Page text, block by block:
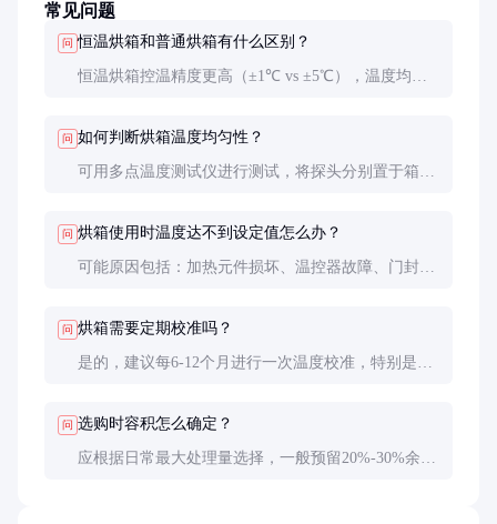
常见问题
问 恒温烘箱和普通烘箱有什么区别？
恒温烘箱控温精度更高（±1℃ vs ±5℃），温度均匀
问 如何判断烘箱温度均匀性？
可用多点温度测试仪进行测试，将探头分别置于箱体
问 烘箱使用时温度达不到设定值怎么办？
可能原因包括：加热元件损坏、温控器故障、门封不
问 烘箱需要定期校准吗？
是的，建议每6-12个月进行一次温度校准，特别是用
问 选购时容积怎么确定？
应根据日常最大处理量选择，一般预留20%-30%余